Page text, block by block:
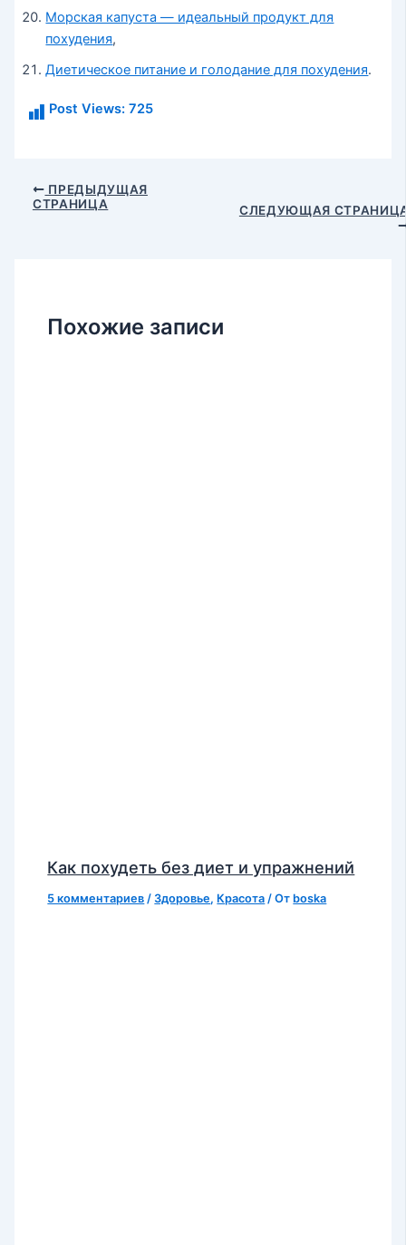
Морская капуста — идеальный продукт для
похудения,
Диетическое питание и голодание для похудения.
Post Views: 725
Навигация
ПРЕДЫДУЩАЯ
СТРАНИЦА
СЛЕДУЮЩАЯ
Похожие записи
Как похудеть без диет и упражнений
5 комментариев /Здоровье, Красота / От boska